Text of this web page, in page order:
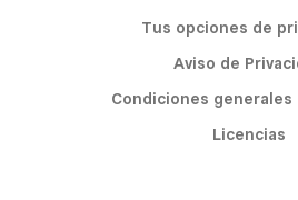
Tus opciones de
Aviso de
Condiciones generales
Licencias